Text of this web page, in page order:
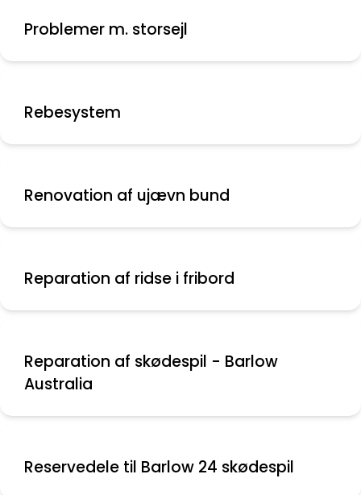
Problemer m. storsejl
Rebesystem
Renovation af ujævn bund
Reparation af ridse i fribord
Reparation af skødespil - Barlow
Australia
Reservedele til Barlow 24 skødespil